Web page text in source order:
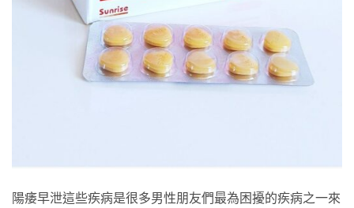
陽痿早泄這些疾病是很多男性朋友們最為困擾的疾病之一來